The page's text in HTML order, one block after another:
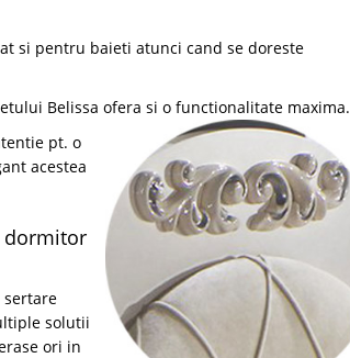
si pentru baieti atunci cand se doreste
Belissa ofera si o functionalitate maxima.
pt. o
acestea
dormitor
sertare
solutii
ori in